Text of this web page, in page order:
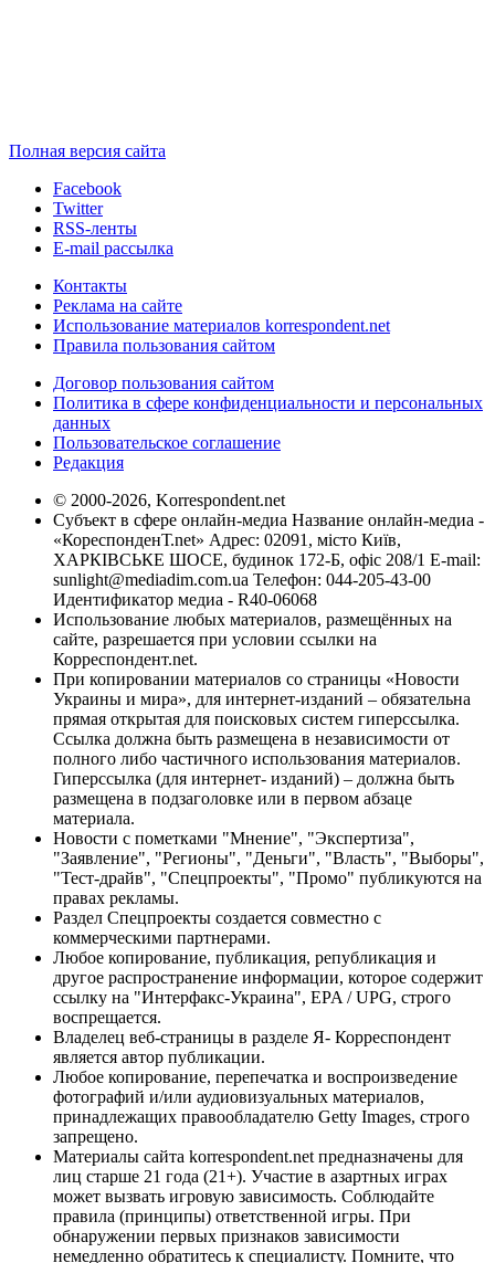
Полная версия сайта
Facebook
Twitter
RSS-ленты
E-mail рассылка
Контакты
Реклама на сайте
Использование материалов korrespondent.net
Правила пользования сайтом
Договор пользования сайтом
Политика в сфере конфиденциальности и персональных
данных
Пользовательское соглашение
Редакция
© 2000-2026, Korrespondent.net
Субъект в сфере онлайн-медиа Название онлайн-медиа -
«КореспонденТ.net» Адрес: 02091, місто Київ,
ХАРКІВСЬКЕ ШОСЕ, будинок 172-Б, офіс 208/1 E-mail:
sunlight@mediadim.com.ua Телефон: 044-205-43-00
Идентификатор медиа - R40-06068
Использование любых материалов, размещённых на
сайте, разрешается при условии ссылки на
Корреспондент.net.
При копировании материалов со страницы «Новости
Украины и мира», для интернет-изданий – обязательна
прямая открытая для поисковых систем гиперссылка.
Ссылка должна быть размещена в независимости от
полного либо частичного использования материалов.
Гиперссылка (для интернет- изданий) – должна быть
размещена в подзаголовке или в первом абзаце
материала.
Новости с пометками "Мнение", "Экспертиза",
"Заявление", "Регионы", "Деньги", "Власть", "Выборы",
"Тест-драйв", "Спецпроекты", "Промо" публикуются на
правах рекламы.
Раздел Спецпроекты создается совместно с
коммерческими партнерами.
Любое копирование, публикация, републикация и
другое распространение информации, которое содержит
ссылку на "Интерфакс-Украина", EPA / UPG, строго
воспрещается.
Владелец веб-страницы в разделе Я- Корреспондент
является автор публикации.
Любое копирование, перепечатка и воспроизведение
фотографий и/или аудиовизуальных материалов,
принадлежащих правообладателю Getty Images, строго
запрещено.
Материалы сайта korrespondent.net предназначены для
лиц старше 21 года (21+). Участие в азартных играх
может вызвать игровую зависимость. Соблюдайте
правила (принципы) ответственной игры. При
обнаружении первых признаков зависимости
немедленно обратитесь к специалисту. Помните, что